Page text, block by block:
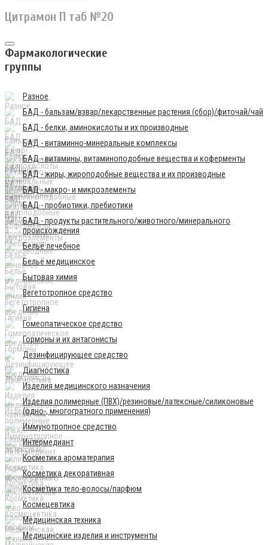
Цитрамон П таб №20
Фармакологические
группы
Разное
БАД - бальзам/взвар/лекарственные растения (сбор)/фиточай/чай
БАД - белки, аминокислоты и их производные
БАД - витаминно-минеральные комплексы
БАД - витамины, витаминоподобные вещества и коферменты
БАД - жиры, жироподобные вещества и их производные
БАД - макро- и микроэлементы
БАД - пробиотики, пребиотики
БАД - продукты растительного/животного/минерального
происхождения
Бельё лечебное
Бельё медицинское
Бытовая химия
Вегетотропное средство
Гигиена
Гомеопатическое средство
Гормоны и их антагонисты
Дезинфицирующее средство
Диагностика
Изделия медицинского назначения
Изделия полимерные (ПВХ)/резиновые/латексные/силиконовые
(одно-, многогратного применения)
Иммунотропное средство
Интермедиант
Косметика ароматерапия
Косметика декоративная
Косметика тело-волосы/парфюм
Космецевтика
Медицинская техника
Медицинские изделия и инструменты